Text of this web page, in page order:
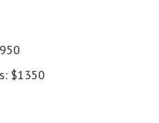
$1350